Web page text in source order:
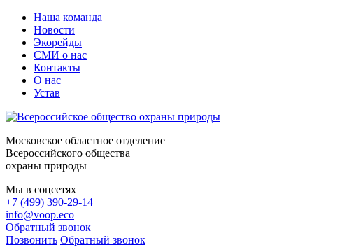
Наша команда
Новости
Экорейды
СМИ о нас
Контакты
О нас
Устав
Московское областное отделение
Всероссийского общества
охраны природы
Мы в соцсетях
+7 (499) 390-29-14
info@voop.eco
Обратный звонок
Позвонить Обратный звонок